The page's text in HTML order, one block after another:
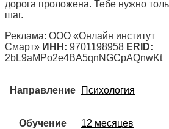
дорога проложена. Тебе нужно
шаг.
Реклама: ООО «Онлайн институт
Смарт» ИНН: 9701198958 ERID:
2bL9aMPo2e4BA5qnNGCpAQnwKt
Направление Психология
Обучение 12 месяцев